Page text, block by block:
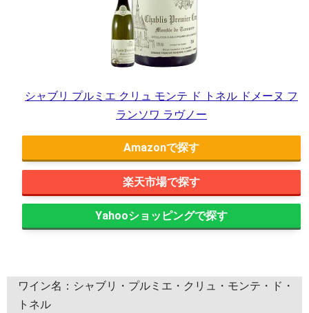
シャブリ プルミエ クリュ モンテ ド トネル ドメーヌ フ
ランソワ ラヴノー
Amazon
楽天市場
Yahooショッピング
ワイン名：シャブリ・プルミエ・クリュ・モンテ・ド・
トネル